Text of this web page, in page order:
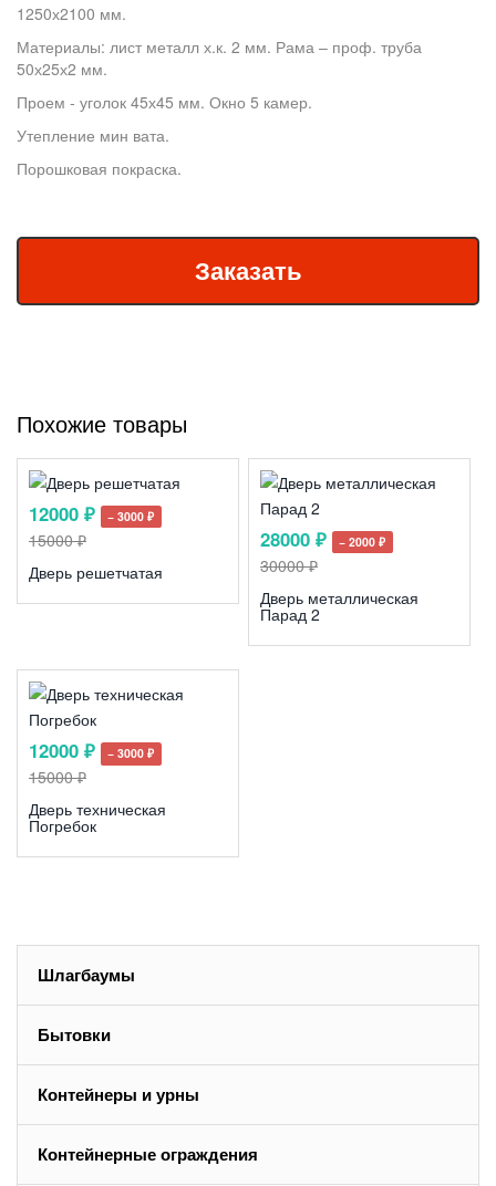
1250х2100 мм.
Материалы: лист металл х.к. 2 мм. Рама – проф. труба
50х25х2 мм.
Проем - уголок 45х45 мм. Окно 5 камер.
Утепление мин вата.
Порошковая покраска.
Похожие товары
12000 ₽ − 3000 ₽
15000 ₽
Дверь решетчатая
28000 ₽ − 2000 ₽
30000 ₽
Дверь металлическая
Парад 2
12000 ₽ − 3000 ₽
15000 ₽
Дверь техническая
Погребок
Шлагбаумы
Бытовки
Контейнеры и урны
Контейнерные ограждения